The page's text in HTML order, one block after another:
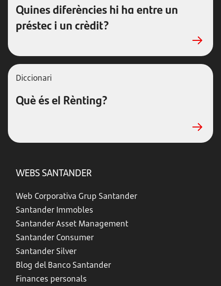
Quines diferències hi ha entre un
préstec i un crèdit?
Diccionari
Què és el Rènting?
WEBS SANTANDER
Web Corporativa Grup Santander
Santander Immobles
Santander Asset Management
Santander Consumer
Santander Silver
Blog del Banco Santander
Finances personals